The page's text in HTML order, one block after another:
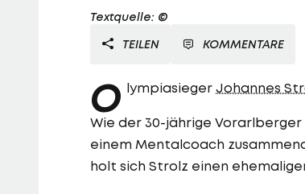
Textquelle: ©
TEILEN
KOMMENTARE
O lympiasieger Johannes
Wie der 30-jährige
einem Mentalcoach
holt sich Strolz einen